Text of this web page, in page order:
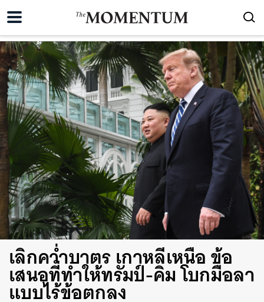
เลิกคว่ำบาตร เกาหลีเหนือ ข้อ
เสนอที่ทำให้ทรัมป์-คิม โบกมือลา
แบบไร้ข้อตกลง